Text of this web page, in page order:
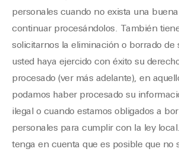
personales cuando no exista una
continuar procesándolos. También
solicitarnos la eliminación o borrado de
usted haya ejercido con éxito su
procesado (ver más adelante), en
podamos haber procesado su
ilegal o cuando estamos obligados a
personales para cumplir con la ley
tenga en cuenta que es posible que no